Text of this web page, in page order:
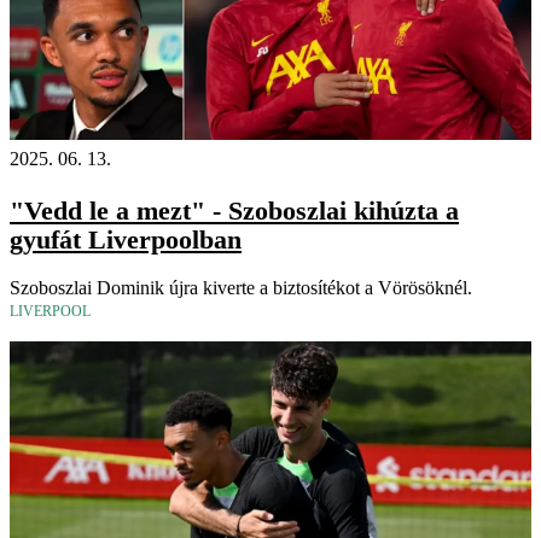
2025. 06. 13.
"Vedd le a mezt" - Szoboszlai kihúzta a
gyufát Liverpoolban
Szoboszlai Dominik újra kiverte a biztosítékot a Vörösöknél.
LIVERPOOL